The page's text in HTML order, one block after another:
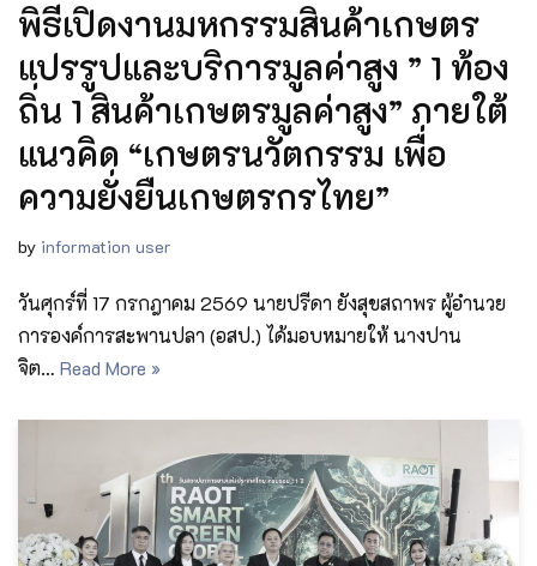
พิธีเปิดงานมหกรรมสินค้าเกษตร
แปรรูปและบริการมูลค่าสูง ” 1 ท้อง
ถิ่น 1 สินค้าเกษตรมูลค่าสูง” ภายใต้
แนวคิด “เกษตรนวัตกรรม เพื่อ
ความยั่งยืนเกษตรกรไทย”
by information user
วันศุกร์ที่ 17 กรกฎาคม 2569 นายปรีดา ยังสุขสถาพร ผู้อำนวย
การองค์การสะพานปลา (อสป.) ได้มอบหมายให้ นางปาน
จิต… Read More »